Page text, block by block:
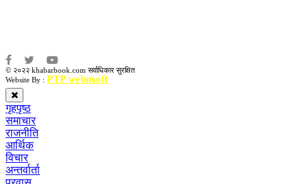
© २०२२ khabarbook.com सर्वाधिकार सुरक्षित
Website By : PTP webnsoft
गृहपृष्ठ
समाचार
राजनीति
आर्थिक
विचार
अन्तर्वार्ता